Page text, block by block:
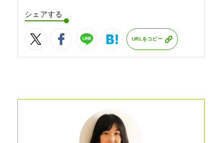
シェアする
URLをコピー